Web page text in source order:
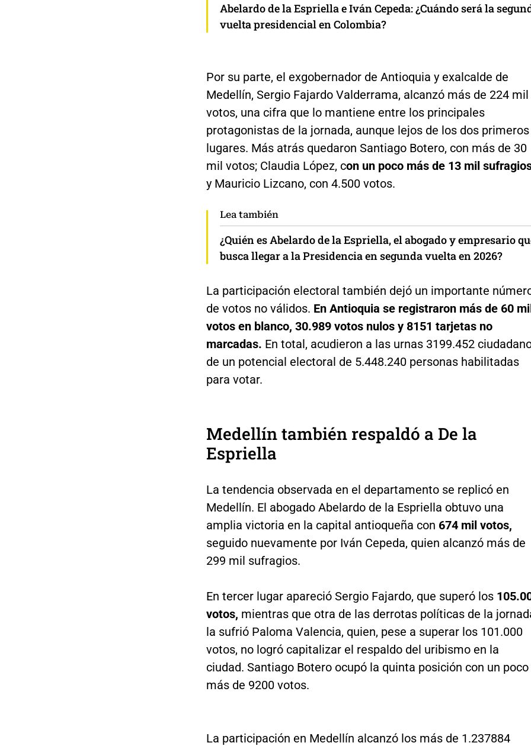
Abelardo de la Espriella e Iván Cepeda: ¿Cuándo será la
vuelta presidencial en Colombia?
Por su parte, el exgobernador de Antioquia y exalcalde de
Medellín, Sergio Fajardo Valderrama, alcanzó más de 224 mil
votos, una cifra que lo mantiene entre los principales
protagonistas de la jornada, aunque lejos de los dos primeros
lugares. Más atrás quedaron Santiago Botero, con más de 30
mil votos; Claudia López, con un poco más de 13 mil
y Mauricio Lizcano, con 4.500 votos.
Lea también
¿Quién es Abelardo de la Espriella, el abogado y empresario
busca llegar a la Presidencia en segunda vuelta en 2026?
La participación electoral también dejó un importante
de votos no válidos. En Antioquia se registraron más de 60
votos en blanco, 30.989 votos nulos y 8151 tarjetas no
marcadas. En total, acudieron a las urnas 3199.452
de un potencial electoral de 5.448.240 personas habilitadas
para votar.
Medellín también respaldó a De la
Espriella
La tendencia observada en el departamento se replicó en
Medellín. El abogado Abelardo de la Espriella obtuvo una
amplia victoria en la capital antioqueña con 674 mil votos,
seguido nuevamente por Iván Cepeda, quien alcanzó más de
299 mil sufragios.
En tercer lugar apareció Sergio Fajardo, que superó los
votos, mientras que otra de las derrotas políticas de la
la sufrió Paloma Valencia, quien, pese a superar los 101.000
votos, no logró capitalizar el respaldo del uribismo en la
ciudad. Santiago Botero ocupó la quinta posición con un poco
más de 9200 votos.
La participación en Medellín alcanzó los más de 1.237884